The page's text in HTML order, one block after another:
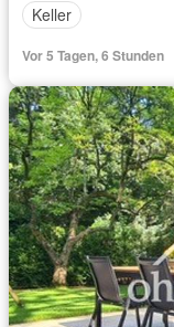
Keller
Vor 5 Tagen, 6 Stunden